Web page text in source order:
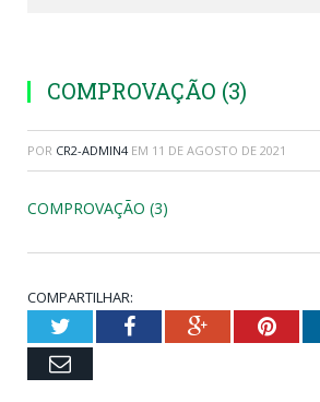
COMPROVAÇÃO (3)
POR CR2-ADMIN4 EM 11 DE AGOSTO DE 2021
COMPROVAÇÃO (3)
COMPARTILHAR:
TwitterFacebookGoogle+
Email